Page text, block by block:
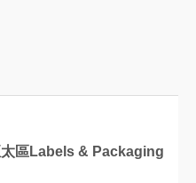
太區Labels & Packaging